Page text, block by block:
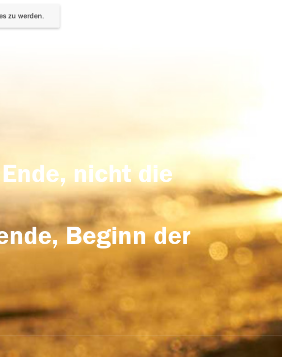
zu werden.
nicht die
Beginn der